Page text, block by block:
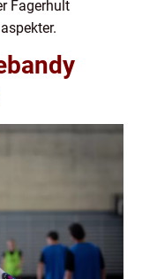
Fagerhult